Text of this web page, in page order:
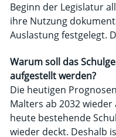
Beginn der Legislatur
ihre Nutzung
Auslastung festgelegt.
Warum soll das
aufgestellt werden?
Die heutigen
Malters ab 2032
heute bestehende
wieder deckt. Deshalb